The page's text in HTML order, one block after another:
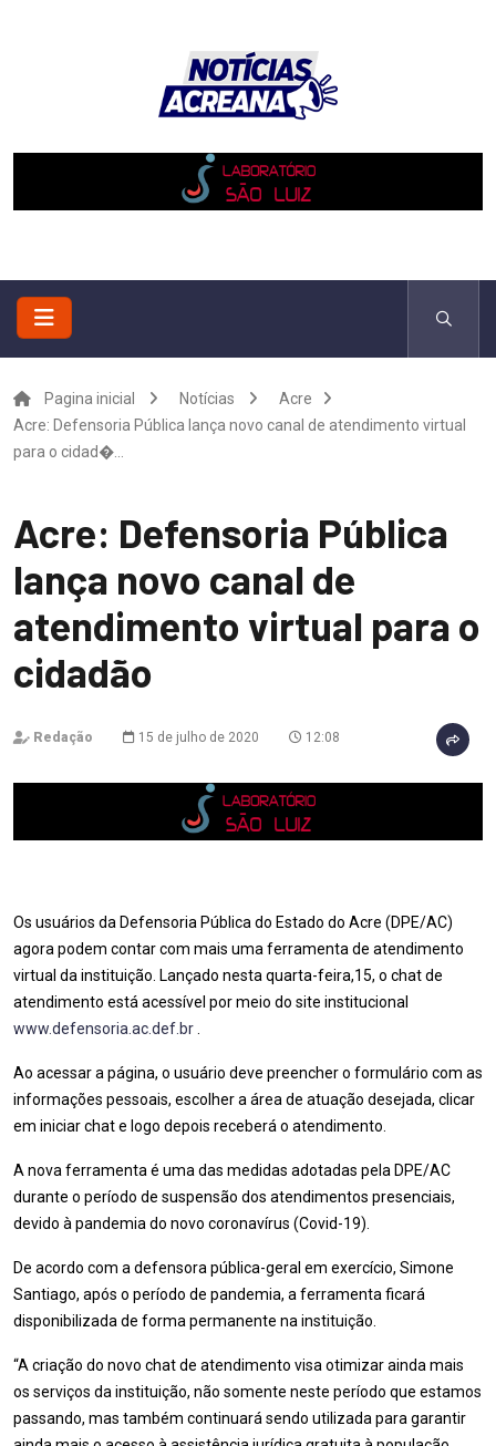
Pagina inicial Notícias
Acre
Acre: Defensoria Pública lança novo canal de atendimento virtual
para o cidad�...
Acre: Defensoria Pública
lança novo canal de
atendimento virtual para o
cidadão
Redação 15 de julho de 2020 12:08
Os usuários da Defensoria Pública do Estado do Acre (DPE/AC)
agora podem contar com mais uma ferramenta de atendimento
virtual da instituição. Lançado nesta quarta-feira,15, o chat de
atendimento está acessível por meio do site institucional
www.defensoria.ac.def.br
Ao acessar a página, o usuário deve preencher o formulário com as
informações pessoais, escolher a área de atuação desejada, clicar
em iniciar chat e logo depois receberá o atendimento.
A nova ferramenta é uma das medidas adotadas pela DPE/AC
durante o período de suspensão dos atendimentos presenciais,
devido à pandemia do novo coronavírus (Covid-19).
De acordo com a defensora pública-geral em exercício, Simone
Santiago, após o período de pandemia, a ferramenta ficará
disponibilizada de forma permanente na instituição.
“A criação do novo chat de atendimento visa otimizar ainda mais
os serviços da instituição, não somente neste período que estamos
passando, mas também continuará sendo utilizada para garantir